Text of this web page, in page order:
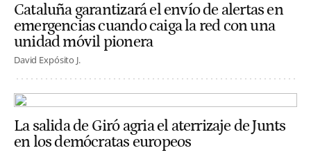
Cataluña garantizará el envío de alertas en
emergencias cuando caiga la red con una
unidad móvil pionera
David Expósito J.
La salida de Giró agria el aterrizaje de Junts
en los demócratas europeos